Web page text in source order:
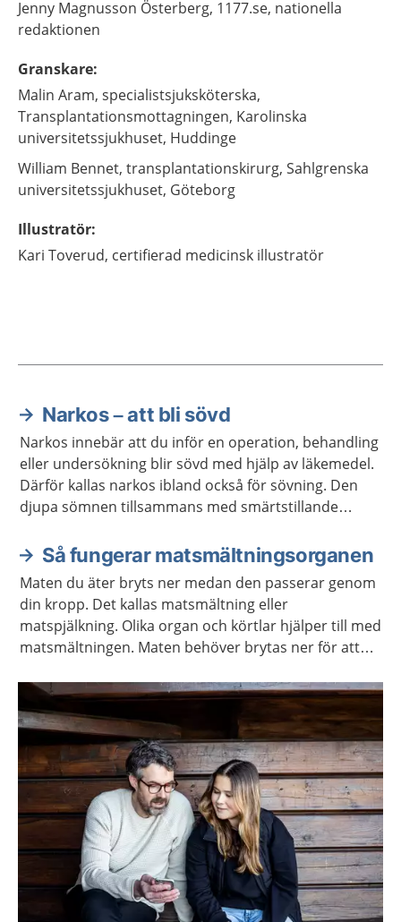
Jenny Magnusson Österberg, 1177.se, nationella
redaktionen
Granskare:
Malin Aram, specialistsjuksköterska,
Transplantationsmottagningen, Karolinska
universitetssjukhuset, Huddinge
William Bennet, transplantationskirurg, Sahlgrenska
universitetssjukhuset, Göteborg
Illustratör:
Kari Toverud, certifierad medicinsk illustratör
Aktuella artiklar
Narkos – att bli sövd
Narkos innebär att du inför en operation, behandling
eller undersökning blir sövd med hjälp av läkemedel.
Därför kallas narkos ibland också för sövning. Den
djupa sömnen tillsammans med smärtstillande
av det som händer.
Så fungerar matsmältningsorganen
Maten du äter bryts ner medan den passerar genom
din kropp. Det kallas matsmältning eller
matspjälkning. Olika organ och körtlar hjälper till med
matsmältningen. Maten behöver brytas ner för att
innehåller.